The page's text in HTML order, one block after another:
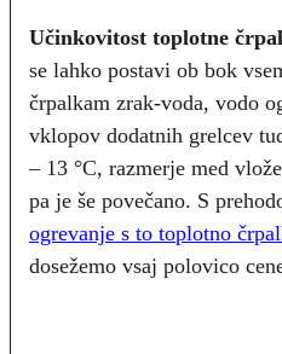
Učinkovitost toplotne
se lahko postavi ob bok
črpalkam zrak-voda, vodo
vklopov dodatnih grelcev
– 13 °C, razmerje med
pa je še povečano. S
ogrevanje s to toplotno
dosežemo vsaj polovico